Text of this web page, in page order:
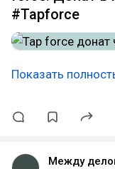
#Tapforce
Показать
Между